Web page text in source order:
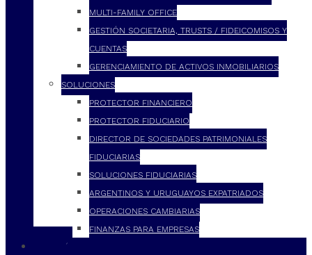
MULTI-FAMILY OFFICE
GESTIÓN SOCIETARIA, TRUSTS / FIDEICOMISOS Y
CUENTAS
GERENCIAMIENTO DE ACTIVOS INMOBILIARIOS
SOLUCIONES
PROTECTOR FINANCIERO
PROTECTOR FIDUCIARIO
DIRECTOR DE SOCIEDADES PATRIMONIALES
FIDUCIARIAS
SOLUCIONES FIDUCIARIAS
ARGENTINOS Y URUGUAYOS EXPATRIADOS
OPERACIONES CAMBIARIAS
FINANZAS PARA EMPRESAS
FILOSOFÍA